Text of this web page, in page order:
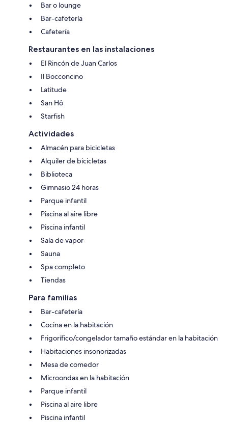
Bar o lounge
Bar-cafetería
Cafetería
Restaurantes en las instalaciones
El Rincón de Juan Carlos
Il Bocconcino
Latitude
San Hô
Starfish
Actividades
Almacén para bicicletas
Alquiler de bicicletas
Biblioteca
Gimnasio 24 horas
Parque infantil
Piscina al aire libre
Piscina infantil
Sala de vapor
Sauna
Spa completo
Tiendas
Para familias
Bar-cafetería
Cocina en la habitación
Frigorífico/congelador tamaño estándar en la habitación
Habitaciones insonorizadas
Mesa de comedor
Microondas en la habitación
Parque infantil
Piscina al aire libre
Piscina infantil